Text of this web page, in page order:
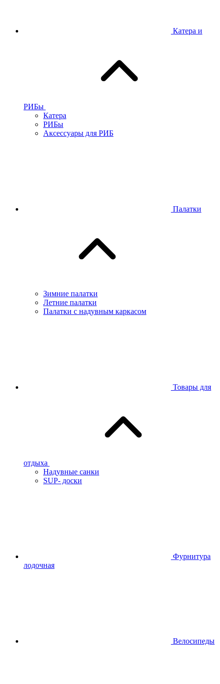
Катера и
РИБы
Катера
РИБы
Аксессуары для РИБ
Палатки
Зимние палатки
Летние палатки
Палатки с надувным каркасом
Товары для
отдыха
Надувные санки
SUP- доски
Фурнитура
лодочная
Велосипеды